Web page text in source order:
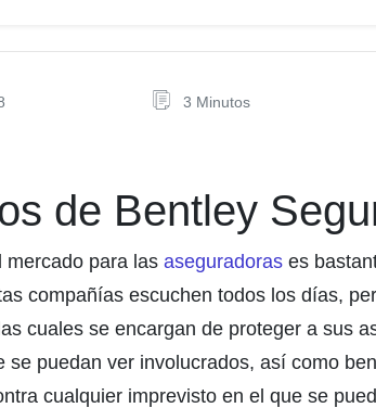
3 Minutos
de Bentley
mercado para las aseguradoras es
compañías escuchen todos los días,
cuales se encargan de proteger a sus
se puedan ver involucrados, así como
cualquier imprevisto en el que se